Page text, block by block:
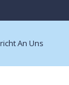
An Uns